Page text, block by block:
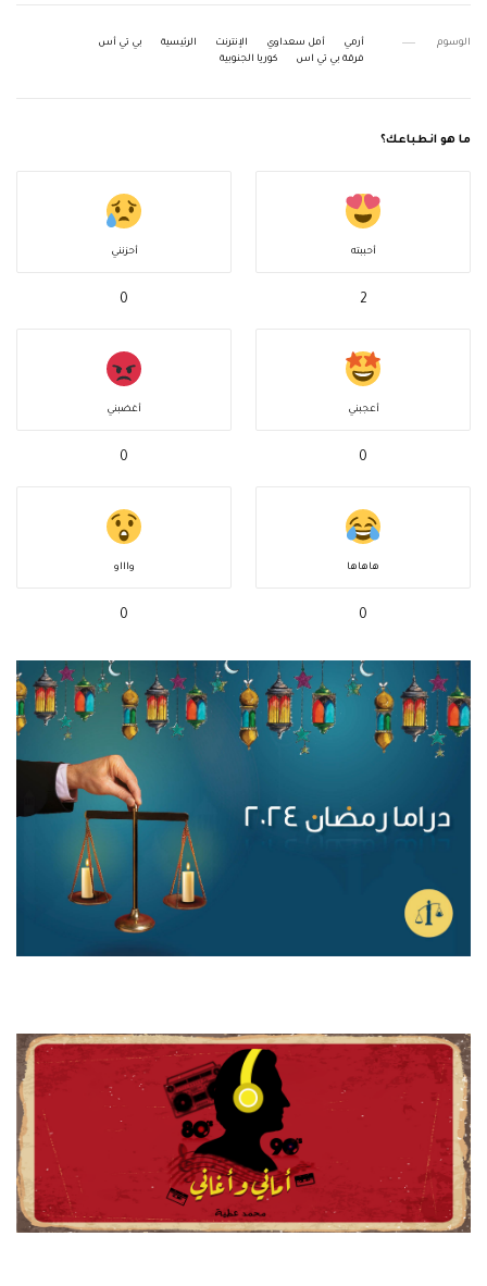
الوسوم أرمي أمل سعداوي الإنترنت الرئيسية
بي تي أس
فرقة بي تي اس
كوريا الجنوبية
ما هو انطباعك؟
أحببته
2
أحزنني
0
أعجبني
0
أغضبني
0
هاهاها
0
واااو
0